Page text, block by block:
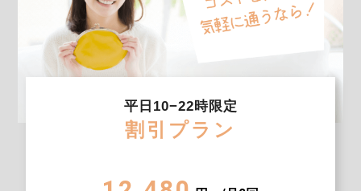
平日10−22時限定
割引プラン